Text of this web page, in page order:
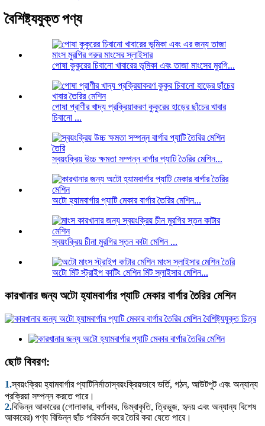
বৈশিষ্ট্যযুক্ত পণ্য
পোষা কুকুরের চিবানো খাবারের ভূমিকা এবং তাজা মাংসের মুরগি...
পোষা প্রাণীর খাদ্য প্রক্রিয়াকরণ কুকুরের হাড়ের ছাঁচের খাবার
চিবানো ...
স্বয়ংক্রিয় উচ্চ ক্ষমতা সম্পন্ন বার্গার প্যাটি তৈরির মেশিন...
অটো হ্যামবার্গার প্যাটি মেকার বার্গার তৈরির মেশিন...
স্বয়ংক্রিয় চীনা মুরগির স্তন কাটা মেশিন ...
অটো মিট স্ট্রাইপ কাটিং মেশিন মিট স্লাইসার মেশিন...
কারখানার জন্য অটো হ্যামবার্গার প্যাটি মেকার বার্গার তৈরির মেশিন
ছোট বিবরণ:
1.স্বয়ংক্রিয় হ্যামবার্গার প্যাটিনির্মাতাস্বয়ংক্রিয়ভাবে ভর্তি, গঠন, আউটপুট এবং অন্যান্য
প্রক্রিয়া সম্পন্ন করতে পারে।
2.বিভিন্ন আকারের (গোলাকার, বর্গাকার, ডিম্বাকৃতি, ত্রিভুজ, হৃদয় এবং অন্যান্য বিশেষ
আকারের) পণ্য বিভিন্ন ছাঁচ পরিবর্তন করে তৈরি করা যেতে পারে।